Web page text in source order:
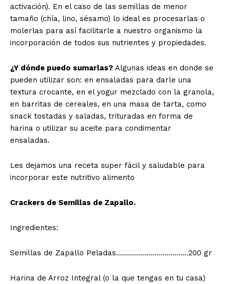
activación). En el caso de las semillas de menor
tamaño (chía, lino, sésamo) lo ideal es procesarlas o
molerlas para así facilitarle a nuestro organismo la
incorporación de todos sus nutrientes y propiedades.
¿Y dónde puedo sumarlas? Algunas ideas en donde se
pueden utilizar son: en ensaladas para darle una
textura crocante, en el yogur mezclado con la granola,
en barritas de cereales, en una masa de tarta, como
snack tostadas y saladas, trituradas en forma de
harina o utilizar su aceite para condimentar
ensaladas.
Les dejamos una receta super fácil y saludable para
incorporar este nutritivo alimento
Crackers de Semillas de Zapallo.
Ingredientes:
Semillas de Zapallo Peladas………………………………200 gr
Harina de Arroz Integral (o la que tengas en tu casa)